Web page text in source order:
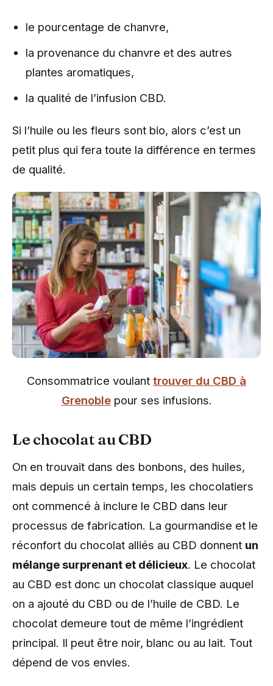
le pourcentage de chanvre,
la provenance du chanvre et des autres
plantes aromatiques,
la qualité de l’infusion CBD.
Si l’huile ou les fleurs sont bio, alors c’est un
petit plus qui fera toute la différence en termes
de qualité.
Consommatrice voulant trouver du CBD à
Grenoblepour ses infusions.
Le chocolat au CBD
On en trouvait dans des bonbons, des huiles,
mais depuis un certain temps, les chocolatiers
ont commencé à inclure le CBD dans leur
processus de fabrication. La gourmandise et le
réconfort du chocolat alliés au CBD donnent un
mélange surprenant et délicieux. Le chocolat
au CBD est donc un chocolat classique auquel
on a ajouté du CBD ou de l’huile de CBD. Le
chocolat demeure tout de même l’ingrédient
principal. Il peut être noir, blanc ou au lait. Tout
dépend de vos envies.